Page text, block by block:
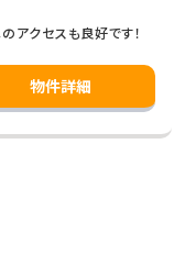
アクセスも良好です！
物件詳細